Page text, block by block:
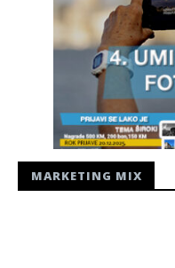
MARKETING MIX